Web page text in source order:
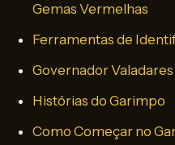
Gemas Vermelhas
Ferramentas de
Governador Valadares
Histórias do Garimpo
Como Começar no